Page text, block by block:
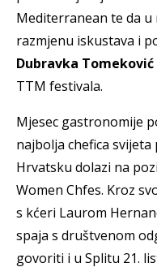
Mediterranean te da u
razmjenu iskustava i
Dubravka
TTM festivala.
Mjesec gastronomije
najbolja chefica
Hrvatsku dolazi na
Women Chfes. Kroz
s kćeri Laurom
spaja s društvenom
govoriti i u Splitu 21.